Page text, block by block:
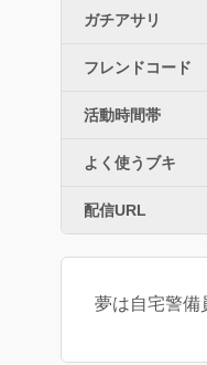
ガチアサリ
フレンドコード
活動時間帯
よく使うブキ
配信URL
夢は自宅警備